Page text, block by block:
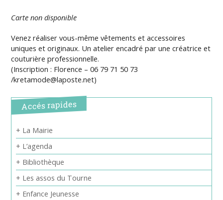
Carte non disponible
Venez réaliser vous-même vêtements et accessoires
uniques et originaux. Un atelier encadré par une créatrice et
couturière professionnelle.
(Inscription : Florence – 06 79 71 50 73
/kretamode@laposte.net)
Accés rapides
+ La Mairie
+ L’agenda
+ Bibliothèque
+ Les assos du Tourne
+ Enfance Jeunesse